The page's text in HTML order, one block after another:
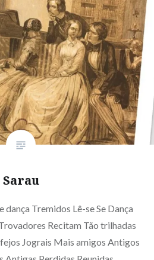
Sarau
dança Tremidos Lê-se Se Dança
Recitam Tão trilhadas
Jograis Mais amigos Antigos